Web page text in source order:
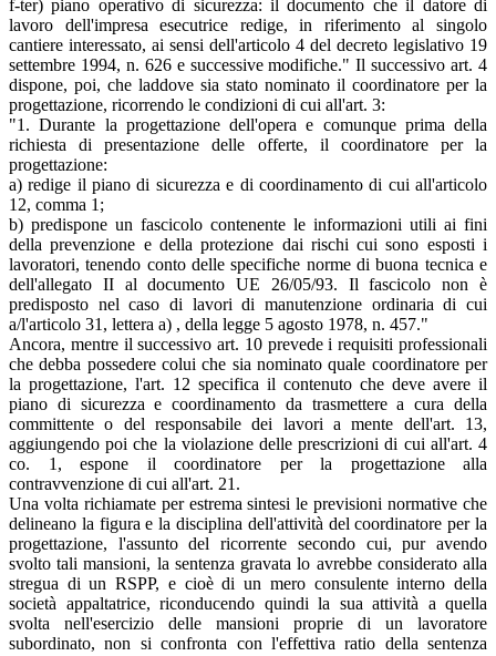
f-ter) piano operativo di sicurezza: il documento che il datore di
lavoro dell'impresa esecutrice redige, in riferimento al singolo
cantiere interessato, ai sensi dell'articolo 4 del decreto legislativo 19
settembre 1994, n. 626 e successive modifiche." Il successivo art. 4
dispone, poi, che laddove sia stato nominato il coordinatore per la
progettazione, ricorrendo le condizioni di cui all'art. 3:
"1. Durante la progettazione dell'opera e comunque prima della
richiesta di presentazione delle offerte, il coordinatore per la
progettazione:
a) redige il piano di sicurezza e di coordinamento di cui all'articolo
12, comma 1;
b) predispone un fascicolo contenente le informazioni utili ai fini
della prevenzione e della protezione dai rischi cui sono esposti i
lavoratori, tenendo conto delle specifiche norme di buona tecnica e
dell'allegato II al documento UE 26/05/93. Il fascicolo non è
predisposto nel caso di lavori di manutenzione ordinaria di cui
a/l'articolo 31, lettera a) , della legge 5 agosto 1978, n. 457."
Ancora, mentre il successivo art. 10 prevede i requisiti professionali
che debba possedere colui che sia nominato quale coordinatore per
la progettazione, l'art. 12 specifica il contenuto che deve avere il
piano di sicurezza e coordinamento da trasmettere a cura della
committente o del responsabile dei lavori a mente dell'art. 13,
aggiungendo poi che la violazione delle prescrizioni di cui all'art. 4
co. 1, espone il coordinatore per la progettazione alla
contravvenzione di cui all'art. 21.
Una volta richiamate per estrema sintesi le previsioni normative che
delineano la figura e la disciplina dell'attività del coordinatore per la
progettazione, l'assunto del ricorrente secondo cui, pur avendo
svolto tali mansioni, la sentenza gravata lo avrebbe considerato alla
stregua di un RSPP, e cioè di un mero consulente interno della
società appaltatrice, riconducendo quindi la sua attività a quella
svolta nell'esercizio delle mansioni proprie di un lavoratore
subordinato, non si confronta con l'effettiva ratio della sentenza